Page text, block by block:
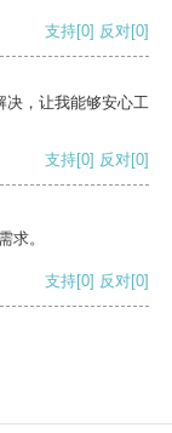
支持[0] 反对[0]
决，让我能够安心工
支持[0] 反对[0]
求。
支持[0] 反对[0]